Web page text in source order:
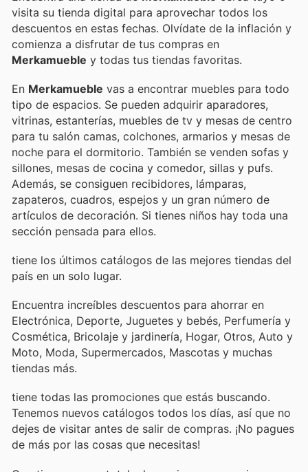
visita su tienda digital para aprovechar todos los
descuentos en estas fechas. Olvídate de la inflación y
comienza a disfrutar de tus compras en
Merkamueble y todas tus tiendas favoritas.
En Merkamueble vas a encontrar muebles para todo
tipo de espacios. Se pueden adquirir aparadores,
vitrinas, estanterías, muebles de tv y mesas de centro
para tu salón camas, colchones, armarios y mesas de
noche para el dormitorio. También se venden sofas y
sillones, mesas de cocina y comedor, sillas y pufs.
Además, se consiguen recibidores, lámparas,
zapateros, cuadros, espejos y un gran número de
artículos de decoración. Si tienes niños hay toda una
sección pensada para ellos.
tiene los últimos catálogos de las mejores tiendas del
país en un solo lugar.
Encuentra increíbles descuentos para ahorrar en
Electrónica, Deporte, Juguetes y bebés, Perfumería y
Cosmética, Bricolaje y jardinería, Hogar, Otros, Auto y
Moto, Moda, Supermercados, Mascotas y muchas
tiendas más.
tiene todas las promociones que estás buscando.
Tenemos nuevos catálogos todos los días, así que no
dejes de visitar antes de salir de compras. ¡No pagues
de más por las cosas que necesitas!